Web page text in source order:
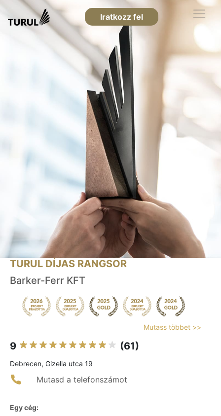
Iratkozz fel
TURUL DÍJAS RANGSOR
Barker-Ferr KFT
Mutass többet >>
9 (61)
Debrecen, Gizella utca 19
Mutasd a telefonszámot
Egy cég: